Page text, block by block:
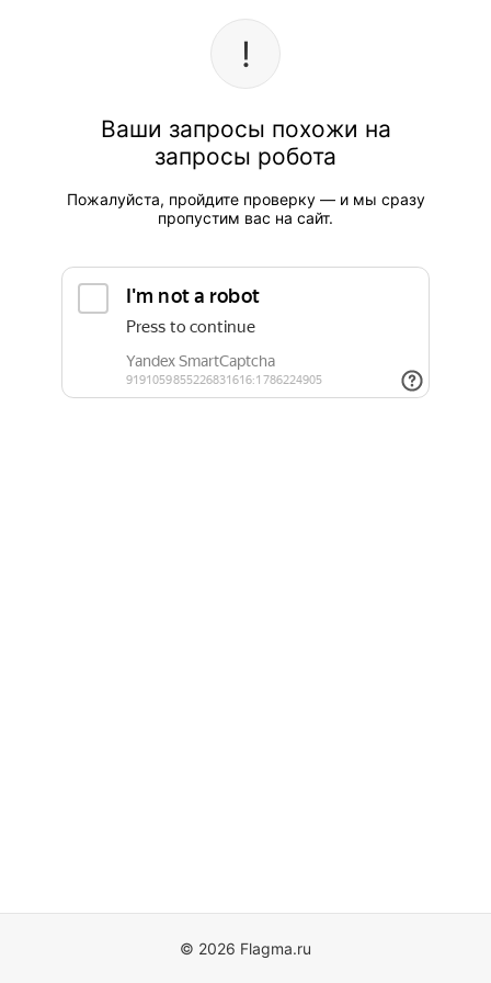
Ваши запросы похожи на
запросы робота
Пожалуйста, пройдите проверку — и мы сразу
пропустим вас на сайт.
© 2026 Flagma.ru